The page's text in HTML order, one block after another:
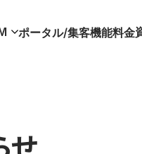
ポータル/集客機能料金